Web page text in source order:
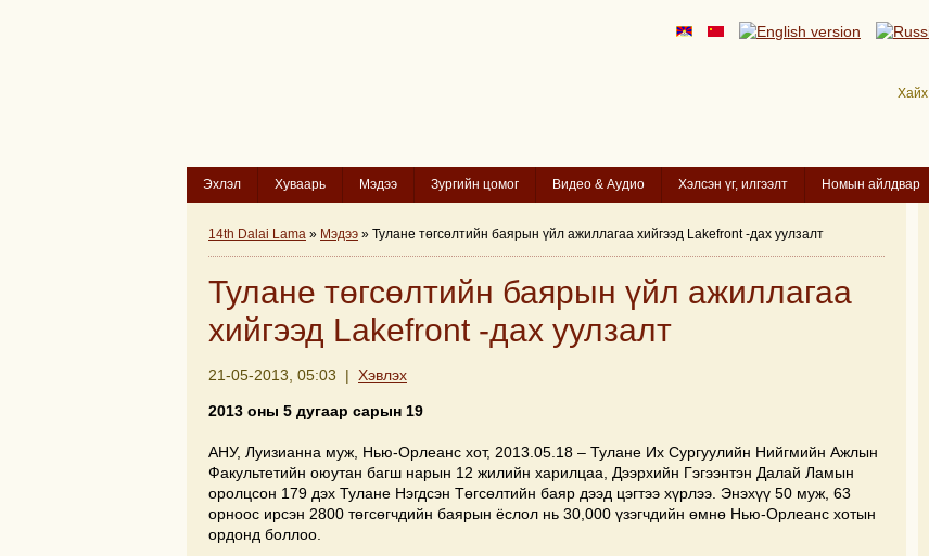
Хайх
Эхлэл Хуваарь Мэдээ Зургийн цомог Видео & Аудио Хэлсэн үг, илгээлт Номын айлдвар
14th Dalai Lama » Мэдээ » Тулане төгсөлтийн баярын үйл ажиллагаа хийгээд Lakefront -дах уулзалт
Тулане төгсөлтийн баярын үйл ажиллагаа
хийгээд Lakefront -дах уулзалт
21-05-2013, 05:03 | Хэвлэх
2013 оны 5 дугаар сарын 19
АНУ, Луизианна муж, Нью-Орлеанс хот, 2013.05.18 – Тулане Их Сургуулийн Нийгмийн Ажлын
Факультетийн оюутан багш нарын 12 жилийн харилцаа, Дээрхийн Гэгээнтэн Далай Ламын
оролцсон 179 дэх Тулане Нэгдсэн Төгсөлтийн баяр дээд цэгтээ хүрлээ. Энэхүү 50 муж, 63
орноос ирсэн 2800 төгсөгчдийн баярын ёслол нь 30,000 үзэгчдийн өмнө Нью-Орлеанс хотын
ордонд боллоо.